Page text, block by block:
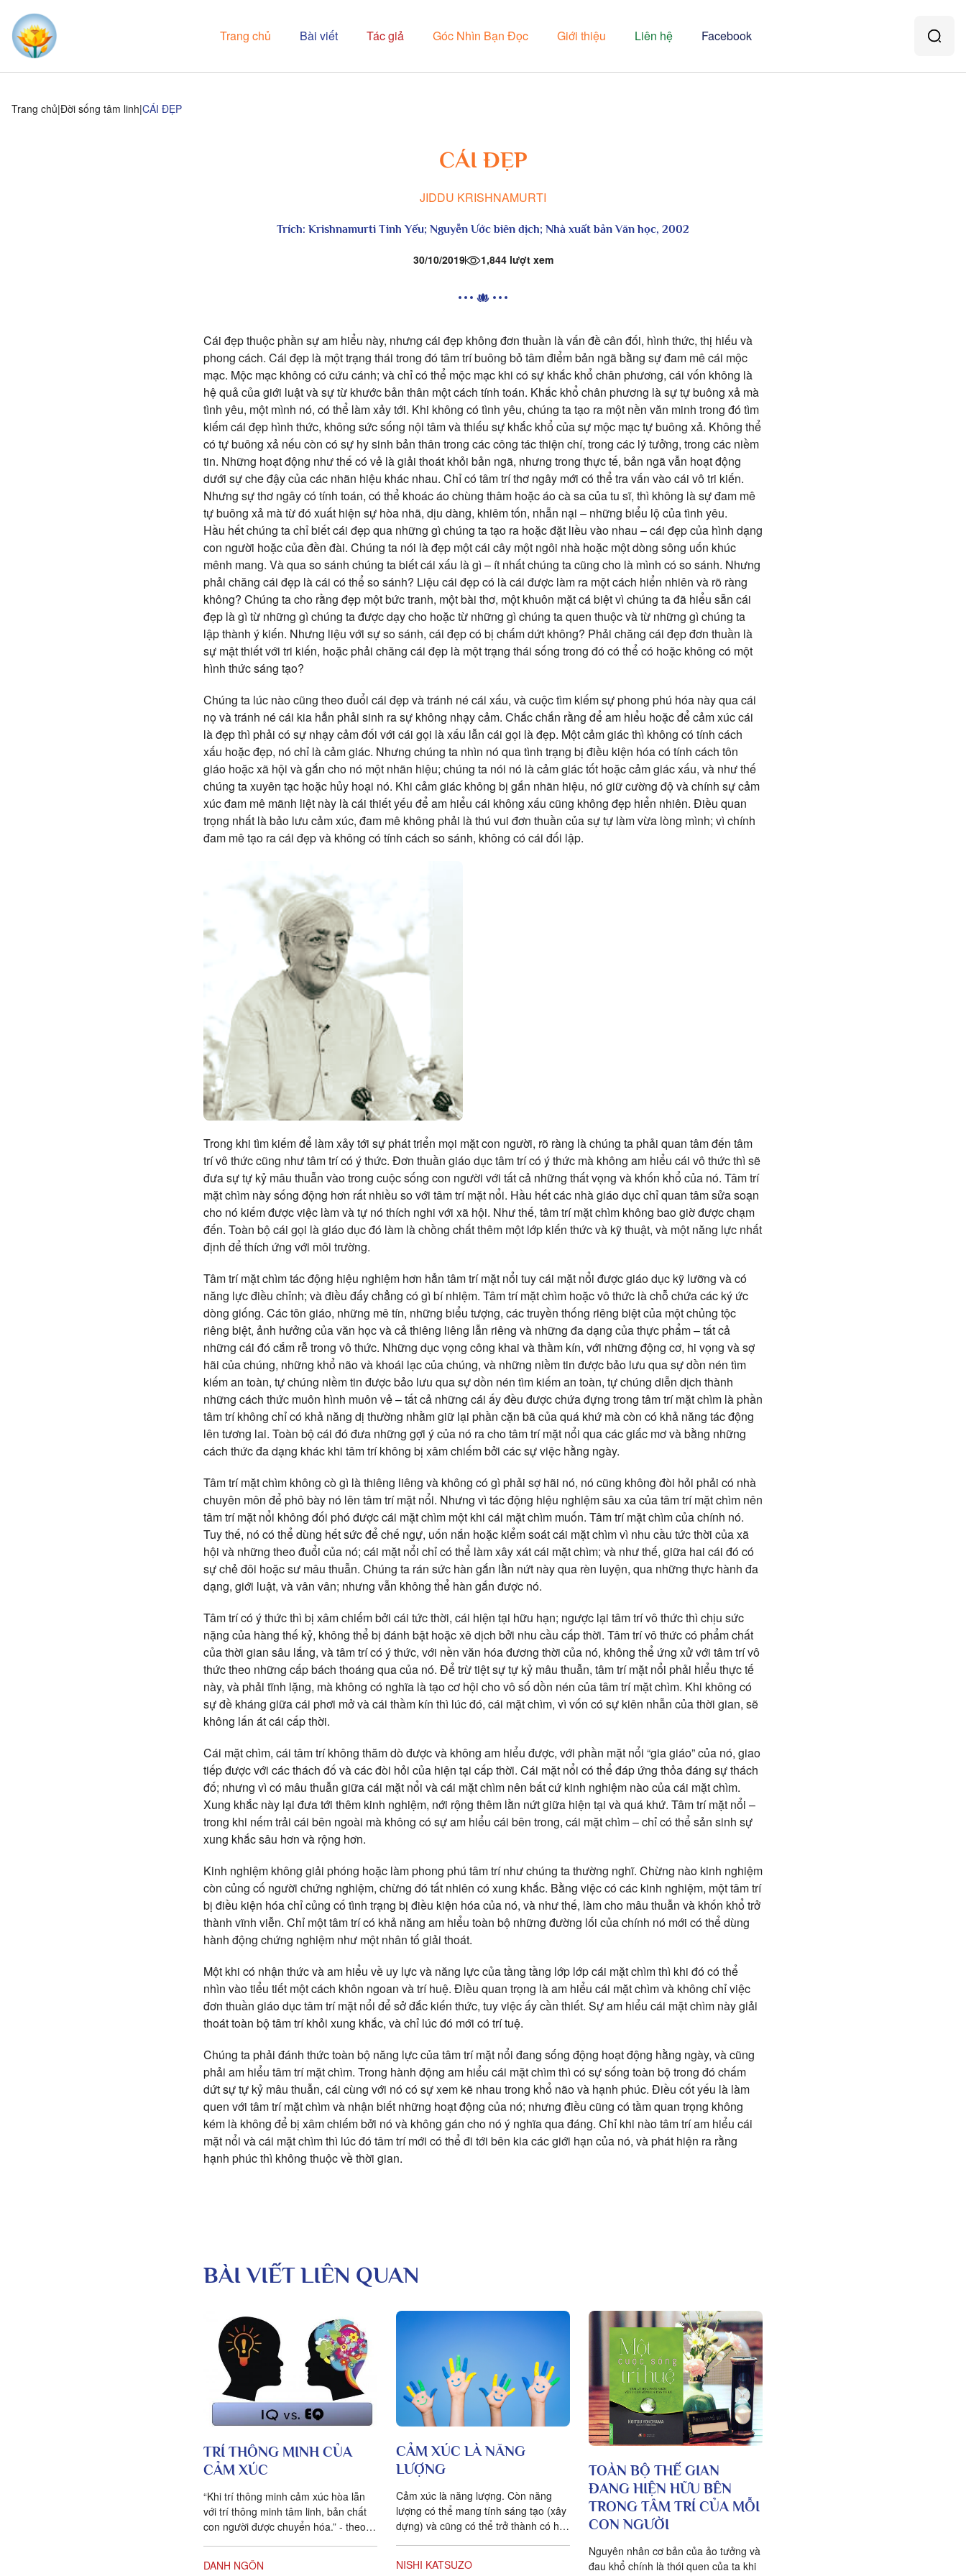
Trang chủ Bài viết Tác giả Góc Nhìn Bạn Đọc Giới thiệu Liên hệ Facebook
Trang chủ Đời sống tâm linh CÁI ĐẸP
CÁI ĐẸP
JIDDU KRISHNAMURTI
Trích: Krishnamurti Tinh Yếu; Nguyễn Ước biên dịch; Nhà xuất bản Văn học, 2002
30/10/2019 1,844 lượt xem
Cái đẹp thuộc phần sự am hiểu này, nhưng cái đẹp không đơn thuần là vấn đề cân đối, hình thức, thị hiếu và
phong cách. Cái đẹp là một trạng thái trong đó tâm trí buông bỏ tâm điểm bản ngã bằng sự đam mê cái mộc
mạc. Mộc mạc không có cứu cánh; và chỉ có thể mộc mạc khi có sự khắc khổ chân phương, cái vốn không là
hệ quả của giới luật và sự từ khước bản thân một cách tính toán. Khắc khổ chân phương là sự tự buông xả mà
tình yêu, một mình nó, có thể làm xảy tới. Khi không có tình yêu, chúng ta tạo ra một nền văn minh trong đó tìm
kiếm cái đẹp hình thức, không sức sống nội tâm và thiếu sự khắc khổ của sự mộc mạc tự buông xả. Không thể
có tự buông xả nếu còn có sự hy sinh bản thân trong các công tác thiện chí, trong các lý tưởng, trong các niềm
tin. Những hoạt động như thế có vẻ là giải thoát khỏi bản ngã, nhưng trong thực tế, bản ngã vẫn hoạt động
dưới sự che đậy của các nhãn hiệu khác nhau. Chỉ có tâm trí thơ ngây mới có thể tra vấn vào cái vô tri kiến.
Nhưng sự thơ ngây có tính toán, có thể khoác áo chùng thâm hoặc áo cà sa của tu sĩ, thì không là sự đam mê
tự buông xả mà từ đó xuất hiện sự hòa nhã, dịu dàng, khiêm tốn, nhẫn nại – những biểu lộ của tình yêu.
Hầu hết chúng ta chỉ biết cái đẹp qua những gì chúng ta tạo ra hoặc đặt liều vào nhau – cái đẹp của hình dạng
con người hoặc của đền đài. Chúng ta nói là đẹp một cái cây một ngôi nhà hoặc một dòng sông uốn khúc
mênh mang. Và qua so sánh chúng ta biết cái xấu là gì – ít nhất chúng ta cũng cho là mình có so sánh. Nhưng
phải chăng cái đẹp là cái có thể so sánh? Liệu cái đẹp có là cái được làm ra một cách hiển nhiên và rõ ràng
không? Chúng ta cho rằng đẹp một bức tranh, một bài thơ, một khuôn mặt cá biệt vì chúng ta đã hiểu sẵn cái
đẹp là gì từ những gì chúng ta được dạy cho hoặc từ những gì chúng ta quen thuộc và từ những gì chúng ta
lập thành ý kiến. Nhưng liệu với sự so sánh, cái đẹp có bị chấm dứt không? Phải chăng cái đẹp đơn thuần là
sự mật thiết với tri kiến, hoặc phải chăng cái đẹp là một trạng thái sống trong đó có thể có hoặc không có một
hình thức sáng tạo?
Chúng ta lúc nào cũng theo đuổi cái đẹp và tránh né cái xấu, và cuộc tìm kiếm sự phong phú hóa này qua cái
nọ và tránh né cái kia hẳn phải sinh ra sự không nhạy cảm. Chắc chắn rằng để am hiểu hoặc để cảm xúc cái
là đẹp thì phải có sự nhạy cảm đối với cái gọi là xấu lẫn cái gọi là đẹp. Một cảm giác thì không có tính cách
xấu hoặc đẹp, nó chỉ là cảm giác. Nhưng chúng ta nhìn nó qua tình trạng bị điều kiện hóa có tính cách tôn
giáo hoặc xã hội và gắn cho nó một nhãn hiệu; chúng ta nói nó là cảm giác tốt hoặc cảm giác xấu, và như thế
chúng ta xuyên tạc hoặc hủy hoại nó. Khi cảm giác không bị gắn nhãn hiệu, nó giữ cường độ và chính sự cảm
xúc đam mê mãnh liệt này là cái thiết yếu để am hiểu cái không xấu cũng không đẹp hiển nhiên. Điều quan
trọng nhất là bảo lưu cảm xúc, đam mê không phải là thú vui đơn thuần của sự tự làm vừa lòng mình; vì chính
đam mê tạo ra cái đẹp và không có tính cách so sánh, không có cái đối lập.
Trong khi tìm kiếm để làm xảy tới sự phát triển mọi mặt con người, rõ ràng là chúng ta phải quan tâm đến tâm
trí vô thức cũng như tâm trí có ý thức. Đơn thuần giáo dục tâm trí có ý thức mà không am hiểu cái vô thức thì sẽ
đưa sự tự kỷ mâu thuẫn vào trong cuộc sống con người với tất cả những thất vọng và khốn khổ của nó. Tâm trí
mặt chìm này sống động hơn rất nhiều so với tâm trí mặt nổi. Hầu hết các nhà giáo dục chỉ quan tâm sửa soạn
cho nó kiếm được việc làm và tự nó thích nghi với xã hội. Như thế, tâm trí mặt chìm không bao giờ được chạm
đến. Toàn bộ cái gọi là giáo dục đó làm là chồng chất thêm một lớp kiến thức và kỹ thuật, và một năng lực nhất
định để thích ứng với môi trường.
Tâm trí mặt chìm tác động hiệu nghiệm hơn hẳn tâm trí mặt nổi tuy cái mặt nổi được giáo dục kỹ lưỡng và có
năng lực điều chỉnh; và điều đấy chẳng có gì bí nhiệm. Tâm trí mặt chìm hoặc vô thức là chỗ chứa các ký ức
dòng giống. Các tôn giáo, những mê tín, những biểu tượng, các truyền thống riêng biệt của một chủng tộc
riêng biệt, ảnh hưởng của văn học và cả thiêng liêng lẫn riêng và những đa dạng của thực phẩm – tất cả
những cái đó cắm rễ trong vô thức. Những dục vọng công khai và thầm kín, với những động cơ, hi vọng và sợ
hãi của chúng, những khổ não và khoái lạc của chúng, và những niềm tin được bảo lưu qua sự dồn nén tìm
kiếm an toàn, tự chúng niềm tin được bảo lưu qua sự dồn nén tìm kiếm an toàn, tự chúng diễn dịch thành
những cách thức muôn hình muôn vẻ – tất cả những cái ấy đều được chứa đựng trong tâm trí mặt chìm là phần
tâm trí không chỉ có khả năng dị thường nhằm giữ lại phần cặn bã của quá khứ mà còn có khả năng tác động
lên tương lai. Toàn bộ cái đó đưa những gợi ý của nó ra cho tâm trí mặt nổi qua các giấc mơ và bằng những
cách thức đa dạng khác khi tâm trí không bị xâm chiếm bởi các sự việc hằng ngày.
Tâm trí mặt chìm không cò gì là thiêng liêng và không có gì phải sợ hãi nó, nó cũng không đòi hỏi phải có nhà
chuyên môn để phô bày nó lên tâm trí mặt nổi. Nhưng vì tác động hiệu nghiệm sâu xa của tâm trí mặt chìm nên
tâm trí mặt nổi không đối phó được cái mặt chìm một khi cái mặt chìm muốn. Tâm trí mặt chìm của chính nó.
Tuy thế, nó có thể dùng hết sức để chế ngự, uốn nắn hoặc kiểm soát cái mặt chìm vì nhu cầu tức thời của xã
hội và những theo đuổi của nó; cái mặt nổi chỉ có thể làm xây xát cái mặt chìm; và như thế, giữa hai cái đó có
sự chẻ đôi hoặc sư mâu thuẫn. Chúng ta rán sức hàn gắn lằn nứt này qua rèn luyện, qua những thực hành đa
dạng, giới luật, và vân vân; nhưng vẫn không thể hàn gắn được nó.
Tâm trí có ý thức thì bị xâm chiếm bởi cái tức thời, cái hiện tại hữu hạn; ngược lại tâm trí vô thức thì chịu sức
nặng của hàng thế kỷ, không thể bị đánh bật hoặc xê dịch bởi nhu cầu cấp thời. Tâm trí vô thức có phẩm chất
của thời gian sâu lắng, và tâm trí có ý thức, với nền văn hóa đương thời của nó, không thể ứng xử với tâm trí vô
thức theo những cấp bách thoáng qua của nó. Để trừ tiệt sự tự kỷ mâu thuẫn, tâm trí mặt nổi phải hiểu thực tế
này, và phải tĩnh lặng, mà không có nghĩa là tạo cơ hội cho vô số dồn nén của tâm trí mặt chìm. Khi không có
sự đề kháng giữa cái phơi mở và cái thầm kín thì lúc đó, cái mặt chìm, vì vốn có sự kiên nhẫn của thời gian, sẽ
không lấn át cái cấp thời.
Cái mặt chìm, cái tâm trí không thăm dò được và không am hiểu được, với phần mặt nổi “gia giáo” của nó, giao
tiếp được với các thách đố và các đòi hỏi của hiện tại cấp thời. Cái mặt nổi có thể đáp ứng thỏa đáng sự thách
đố; nhưng vì có mâu thuẫn giữa cái mặt nổi và cái mặt chìm nên bất cứ kinh nghiệm nào của cái mặt chìm.
Xung khắc này lại đưa tới thêm kinh nghiệm, nới rộng thêm lằn nứt giữa hiện tại và quá khứ. Tâm trí mặt nổi –
trong khi nếm trải cái bên ngoài mà không có sự am hiểu cái bên trong, cái mặt chìm – chỉ có thể sản sinh sự
xung khắc sâu hơn và rộng hơn.
Kinh nghiệm không giải phóng hoặc làm phong phú tâm trí như chúng ta thường nghĩ. Chừng nào kinh nghiệm
còn củng cố người chứng nghiệm, chừng đó tất nhiên có xung khắc. Bằng việc có các kinh nghiệm, một tâm trí
bị điều kiện hóa chỉ củng cố tình trạng bị điều kiện hóa của nó, và như thế, làm cho mâu thuẫn và khốn khổ trở
thành vĩnh viễn. Chỉ một tâm trí có khả năng am hiểu toàn bộ những đường lối của chính nó mới có thể dùng
hành động chứng nghiệm như một nhân tố giải thoát.
Một khi có nhận thức và am hiểu về uy lực và năng lực của tầng tầng lớp lớp cái mặt chìm thì khi đó có thể
nhìn vào tiểu tiết một cách khôn ngoan và trí huệ. Điều quan trọng là am hiểu cái mặt chìm và không chỉ việc
đơn thuần giáo dục tâm trí mặt nổi để sở đắc kiến thức, tuy việc ấy cần thiết. Sự am hiểu cái mặt chìm này giải
thoát toàn bộ tâm trí khỏi xung khắc, và chỉ lúc đó mới có trí tuệ.
Chúng ta phải đánh thức toàn bộ năng lực của tâm trí mặt nổi đang sống động hoạt động hằng ngày, và cũng
phải am hiểu tâm trí mặt chìm. Trong hành động am hiểu cái mặt chìm thì có sự sống toàn bộ trong đó chấm
dứt sự tự kỷ mâu thuẫn, cái cùng với nó có sự xem kẽ nhau trong khổ não và hạnh phúc. Điều cốt yếu là làm
quen với tâm trí mặt chìm và nhận biết những hoạt động của nó; nhưng điều cũng có tầm quan trọng không
kém là không để bị xâm chiếm bởi nó và không gán cho nó ý nghĩa qua đáng. Chỉ khi nào tâm trí am hiểu cái
mặt nổi và cái mặt chìm thì lúc đó tâm trí mới có thể đi tới bên kia các giới hạn của nó, và phát hiện ra rằng
hạnh phúc thì không thuộc về thời gian.
BÀI VIẾT LIÊN QUAN
TRÍ THÔNG MINH CỦA
CẢM XÚC
“Khi trí thông minh cảm xúc hòa lẫn
với trí thông minh tâm linh, bản chất
con người được chuyển hóa.” - theo
hành động nào cũng được gọi là
DANH NGÔN
CẢM XÚC LÀ NĂNG
LƯỢNG
Cảm xúc là năng lượng. Còn năng
lượng có thể mang tính sáng tạo (xây
dựng) và cũng có thể trở thành có hại.
có thể cũng sẽ là nguyên nhân của
NISHI KATSUZO
TOÀN BỘ THẾ GIAN
ĐANG HIỆN HỮU BÊN
TRONG TÂM TRÍ CỦA MỖI
CON NGƯỜI
Nguyên nhân cơ bản của ảo tưởng và
đau khổ chính là thói quen của ta khi